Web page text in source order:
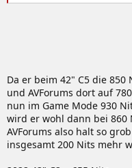
Da er beim 42" C5 die 850
und AVForums dort auf
nun im Game Mode 930
wird er wohl dann bei 860
AVForums also halt so
insgesamt 200 Nits mehr